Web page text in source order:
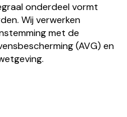
onderdeel vormt
Wij verwerken
met de
(AVG) en